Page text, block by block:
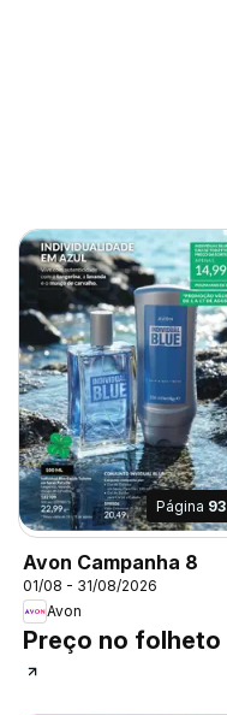
Página 93
Avon Campanha 8
01/08 - 31/08/2026
Avon
Preço no folheto